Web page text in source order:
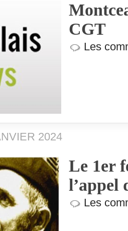
CGT
Les
2024
Le 1er
l’appel
Les